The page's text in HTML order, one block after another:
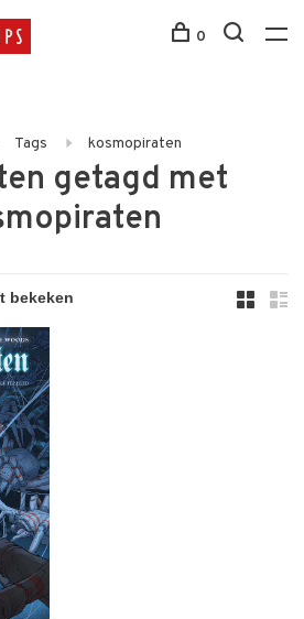
0
Tags kosmopiraten
getagd met